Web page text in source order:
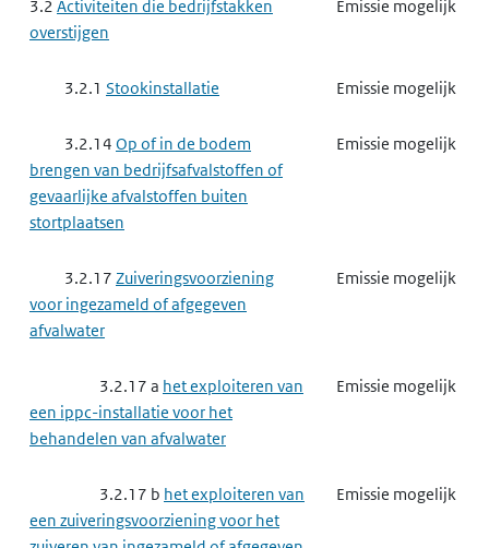
3.2 Activiteiten die bedrijfstakken
overstijgen
Emissie mogelijk
3.2.1 Stookinstallatie Emissie mogelijk
3.2.14 Op of in de bodem
brengen van bedrijfsafvalstoffen of
gevaarlijke afvalstoffen buiten
stortplaatsen
Emissie mogelijk
3.2.17 Zuiveringsvoorziening
voor ingezameld of afgegeven
afvalwater
Emissie mogelijk
3.2.17 a het exploiteren van
een ippc-installatie voor het
behandelen van afvalwater
Emissie mogelijk
3.2.17 b het exploiteren van
een zuiveringsvoorziening voor het
Emissie mogelijk